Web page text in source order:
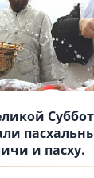
и пасху.